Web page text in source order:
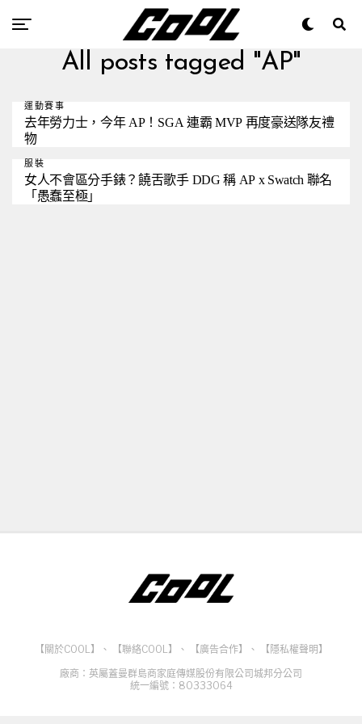
All posts tagged "AP"
運動賽事
去年勞力士，今年 AP！SGA 連霸 MVP 再度豪送隊友禮
物
服裝
女人不會區分手錶？饒舌歌手 DDG 稱 AP x Swatch 聯名
「愚蠢至極」
【關於COOL】 、 【聯絡COOL】 、 【廣告合作】 、
【隱私權聲明】
廠商：英屬蓋曼群島商家庭傳媒股份有限公司城邦分公司
統一編號：80333064